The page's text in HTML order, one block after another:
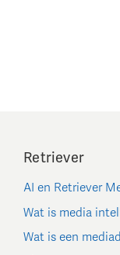
Retriever
AI en Retriever
Wat is media
Wat is een